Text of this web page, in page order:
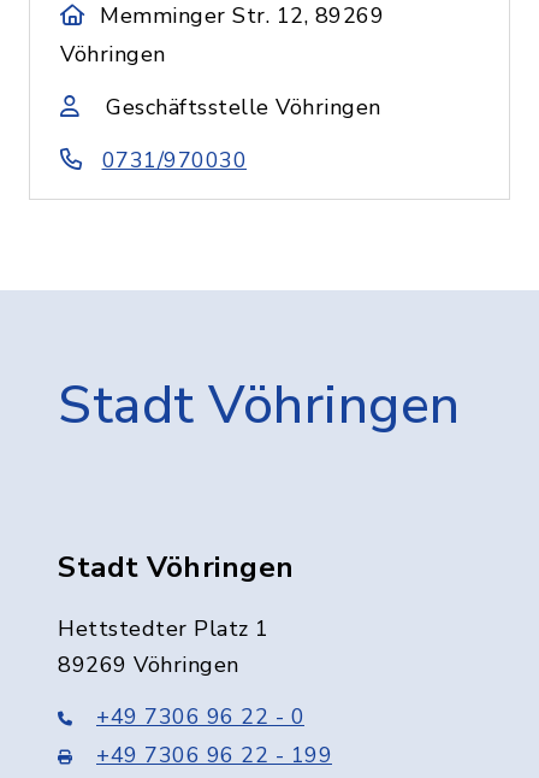
Memminger Str. 12, 89269
Vöhringen
Geschäftsstelle Vöhringen
0731/970030
Stadt Vöhringen
Stadt Vöhringen
Hettstedter Platz 1
89269 Vöhringen
+49 7306 96 22 - 0
+49 7306 96 22 - 199